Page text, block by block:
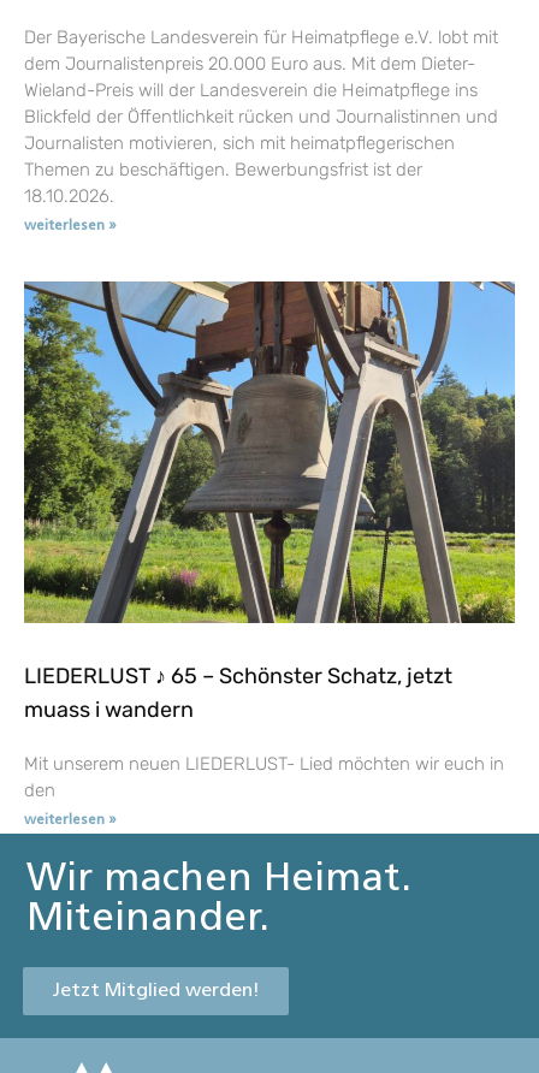
Der Bayerische Landesverein für Heimatpflege e.V. lobt mit
dem Journalistenpreis 20.000 Euro aus. Mit dem Dieter-
Wieland-Preis will der Landesverein die Heimatpflege ins
Blickfeld der Öffentlichkeit rücken und Journalistinnen und
Journalisten motivieren, sich mit heimatpflegerischen
Themen zu beschäftigen. Bewerbungsfrist ist der
18.10.2026.
weiterlesen »
LIEDERLUST ♪ 65 – Schönster Schatz, jetzt
muass i wandern
Mit unserem neuen LIEDERLUST- Lied möchten wir euch in
den
weiterlesen »
Wir machen Heimat.
Miteinander.
Jetzt Mitglied werden!